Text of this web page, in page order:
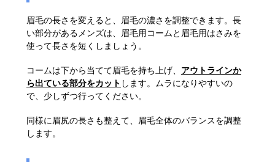
眉毛の長さを変えると、眉毛の濃さを調整できます。長
い部分があるメンズは、眉毛用コームと眉毛用はさみを
使って長さを短くしましょう。
コームは下から当てて眉毛を持ち上げ、 アウトラインか
ら出ている部分をカット します。ムラになりやすいの
で、少しずつ行ってください。
同様に眉尻の長さも整えて、眉毛全体のバランスを調整
します。